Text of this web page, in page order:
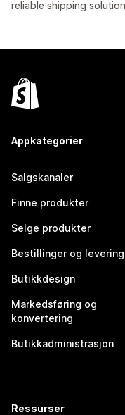
reliable shipping
Appkategorier
Salgskanaler
Finne produkter
Selge produkter
Bestillinger og levering
Butikkdesign
Markedsføring og
konvertering
Butikkadministrasjon
Ressurser